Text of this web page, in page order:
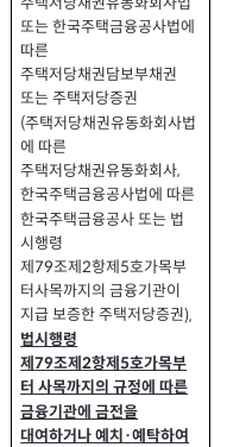
또는 한국주택금융공사법에
따른
주택저당채권담보부채권
또는 주택저당증권
(주택저당채권유동화회사법
에 따른
주택저당채권유동화회사,
한국주택금융공사법에 따른
한국주택금융공사 또는 법
시행령
제 79조제2항제 5호가목부
터사목까지의 금융기관이
지급 보증한 주택저당증권),
법시행령
제79조제2항제 5호가목부
터 사목까지의 규정에 따른
금융기관에 금전을
대여하거나 예치 ·예탁하여